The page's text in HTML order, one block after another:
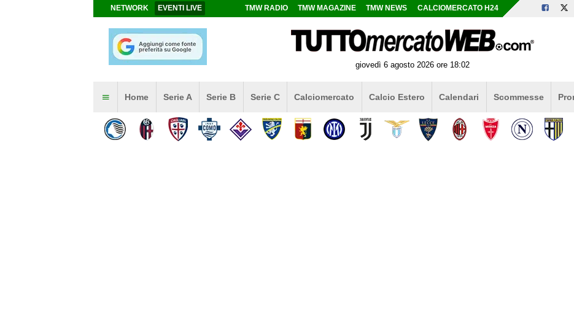
NETWORK EVENTI LIVE TMW RADIO TMW MAGAZINE TMW NEWS CALCIOMERCATO H24
giovedì 6 agosto 2026 ore 18:02
Home Serie A Serie B Serie C Calciomercato Calcio Estero Calendari Scommesse